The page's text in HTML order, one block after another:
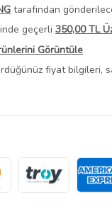
tarafından
geçerli 350,00 TL
Görüntüle
fiyat bilgileri,